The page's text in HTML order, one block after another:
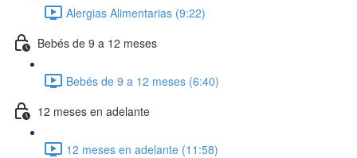
Alergias Alimentarias (9:22)
Bebés de 9 a 12 meses
Bebés de 9 a 12 meses (6:40)
12 meses en adelante
12 meses en adelante (11:58)